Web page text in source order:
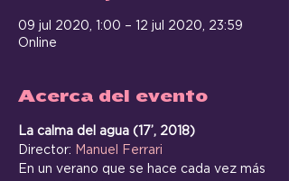
09 jul 2020, 1:00 – 12 jul 2020, 23:59
Online
Acerca del evento
La calma del agua (17’, 2018)
Director: Manuel Ferrari
En un verano que se hace cada vez más